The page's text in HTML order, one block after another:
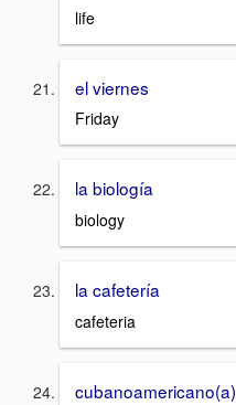
life
el viernes
Friday
la biología
biology
la cafetería
cafeteria
cubanoamericano(a)